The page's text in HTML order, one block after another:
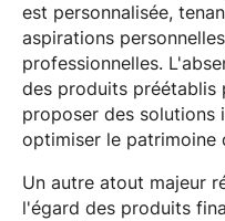
est personnalisée,
aspirations
professionnelles.
des produits préétablis
proposer des solutions
optimiser le patrimoine
Un autre atout majeur
l'égard des produits